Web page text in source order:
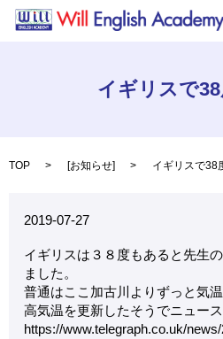
イギリスで
TOP [お知らせ] イギリスで38
2019-07-27
イギリスは３８度もあると先生
ました。
普通はここ加古川よりずっと気
高気温を更新したそうでニュー
https://www.telegraph.co.uk/